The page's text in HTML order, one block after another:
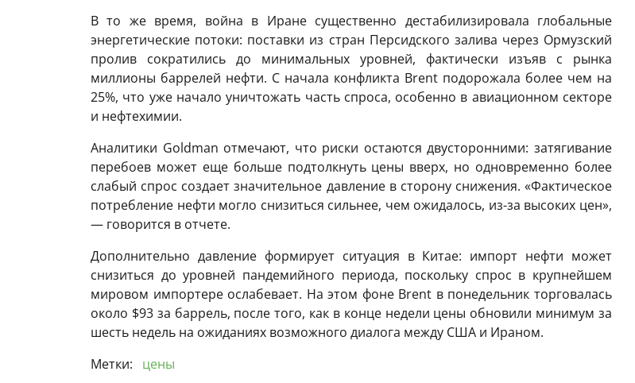
В то же время, война в Иране существенно дестабилизировала глобальные
энергетические потоки: поставки из стран Персидского залива через Ормузский
пролив сократились до минимальных уровней, фактически изъяв с рынка
миллионы баррелей нефти. С начала конфликта Brent подорожала более чем на
25%, что уже начало уничтожать часть спроса, особенно в авиационном секторе
и нефтехимии.
Аналитики Goldman отмечают, что риски остаются двусторонними: затягивание
перебоев может еще больше подтолкнуть цены вверх, но одновременно более
слабый спрос создает значительное давление в сторону снижения. «Фактическое
потребление нефти могло снизиться сильнее, чем ожидалось, из-за высоких цен»,
— говорится в отчете.
Дополнительно давление формирует ситуация в Китае: импорт нефти может
снизиться до уровней пандемийного периода, поскольку спрос в крупнейшем
мировом импортере ослабевает. На этом фоне Brent в понедельник торговалась
около $93 за баррель, после того, как в конце недели цены обновили минимум за
шесть недель на ожиданиях возможного диалога между США и Ираном.
Метки:
цены